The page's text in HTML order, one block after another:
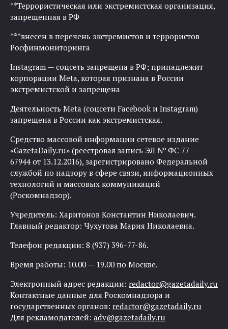
**Террористическая или экстремистская организация,
запрещенная в РФ
***внесен в перечень экстремистов и террористов
Росфинмониторинга
Instagram — соцсеть запрещена в РФ; принадлежит
корпорации Meta, которая признана в России
экстремистской и запрещена
Деятельность Meta (соцсети Facebook и Instagram)
запрещена в России как экстремистская.
Средство массовой информации сетевое издание
«GazetaDaily.ru» (реестровая запись ЭЛ № ФС 77 —
67944 от 13.12.2016), зарегистрировано Федеральной
службой по надзору в сфере связи, информационных
технологий и массовых коммуникаций
(Роскомнадзор).
Учредитель: Харитонов Константин Николаевич.
Главный редактор: Чухутова Мария Николаевна.
Телефон редакции: 8 (937) 396-77-86.
Время работы: 10.00 — 19.00 по Москве.
Электронный адрес редакции: redactor@gazetadaily.ru
Контактные данные для Роскомнадзора и
государственных органов: redactor@gazetadaily.ru
Для рекламодателей: adv@gazetadaily.ru